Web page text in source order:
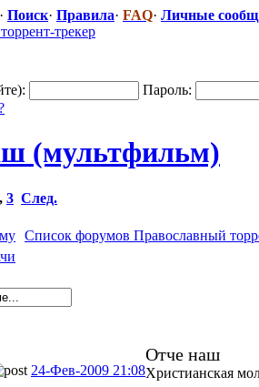
· Поиск· Правила· FAQ· Личные
Пароль:
(мультфильм)
, 3 След.
Список форумов Православный
24-Фев-2009 21:08
Отче наш
Христианская